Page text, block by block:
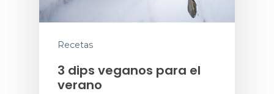
Recetas
3 dips veganos para el
verano